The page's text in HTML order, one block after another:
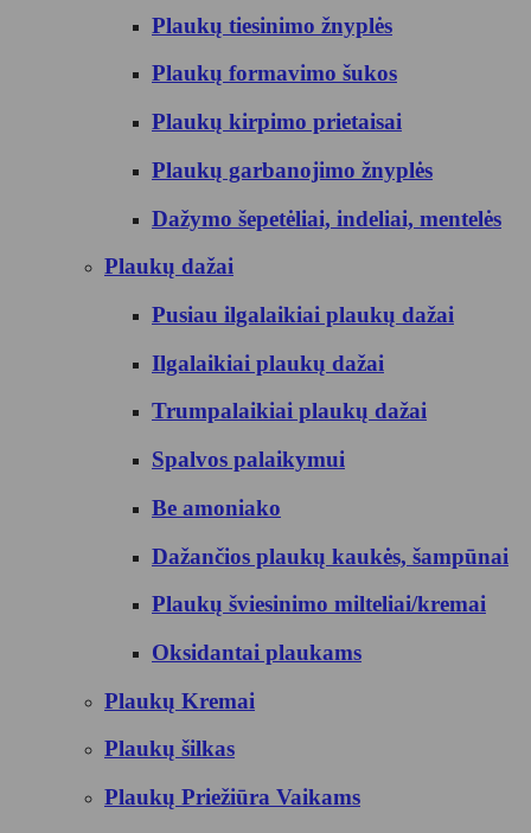
Plaukų tiesinimo žnyplės
Plaukų formavimo šukos
Plaukų kirpimo prietaisai
Plaukų garbanojimo žnyplės
Dažymo šepetėliai, indeliai, mentelės
Plaukų dažai
Pusiau ilgalaikiai plaukų dažai
Ilgalaikiai plaukų dažai
Trumpalaikiai plaukų dažai
Spalvos palaikymui
Be amoniako
Dažančios plaukų kaukės, šampūnai
Plaukų šviesinimo milteliai/kremai
Oksidantai plaukams
Plaukų Kremai
Plaukų šilkas
Plaukų Priežiūra Vaikams